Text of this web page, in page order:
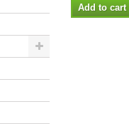
Add to cart